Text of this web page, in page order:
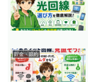
貯金・節約